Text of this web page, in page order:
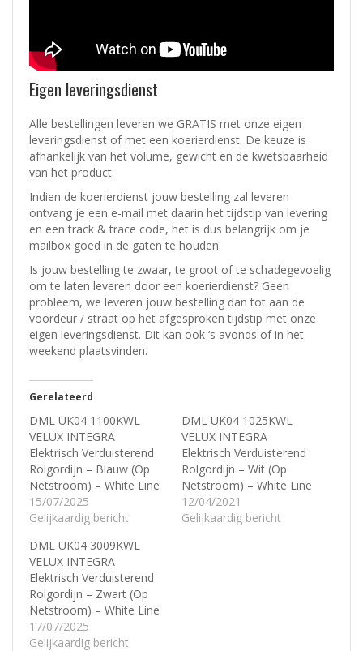
Eigen leveringsdienst
Alle bestellingen leveren we GRATIS met onze eigen
leveringsdienst of met een koerierdienst. De keuze is
afhankelijk van het volume, gewicht en de kwetsbaarheid
van het product.
Indien de koerierdienst jouw bestelling zal leveren
ontvang je een e-mail met daarin het tijdstip van levering
en een track & trace code, het is dus belangrijk om je
mailbox goed in de gaten te houden.
Is jouw bestelling te zwaar, te groot of te schadegevoelig
om te laten leveren door een koerierdienst? Geen
probleem, we leveren jouw bestelling dan tot aan de
voordeur / straat op het afgesproken tijdstip met onze
eigen leveringsdienst. Dit kan ook ‘s avonds of in het
weekend plaatsvinden.
Gerelateerd
DML UK04 1100KWL
VELUX INTEGRA
Elektrisch Verduisterend
Rolgordijn – Blauw (Op
Netstroom) – White Line
15/07/2025
Gelijkaardig bericht
DML UK04 1025KWL
VELUX INTEGRA
Elektrisch Verduisterend
Rolgordijn – Wit (Op
Netstroom) – White Line
12/04/2021
Gelijkaardig bericht
DML UK04 3009KWL
VELUX INTEGRA
Elektrisch Verduisterend
Rolgordijn – Zwart (Op
Netstroom) – White Line
17/07/2025
Gelijkaardig bericht